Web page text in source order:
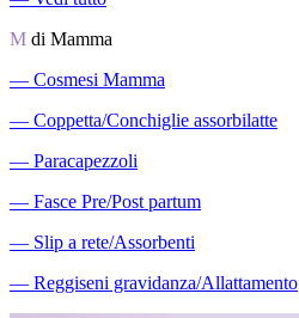
M di Mamma
― Cosmesi Mamma
― Coppetta/Conchiglie assorbilatte
― Paracapezzoli
― Fasce Pre/Post partum
― Slip a rete/Assorbenti
― Reggiseni gravidanza/Allattamento